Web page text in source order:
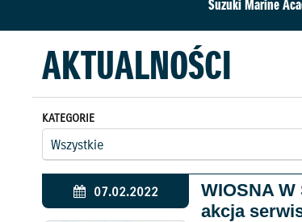
Suzuki Marine
AKTUALNOŚCI
KATEGORIE
07.02.2022
WIOSNA W
akcja